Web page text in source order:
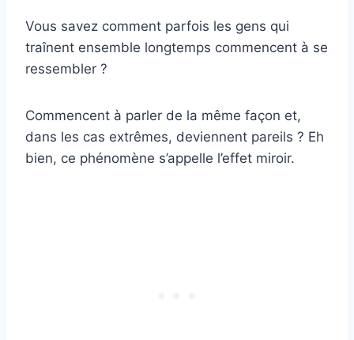
Vous savez comment parfois les gens qui
traînent ensemble longtemps commencent à se
ressembler ?
Commencent à parler de la même façon et,
dans les cas extrêmes, deviennent pareils ? Eh
bien, ce phénomène s’appelle l’effet miroir.